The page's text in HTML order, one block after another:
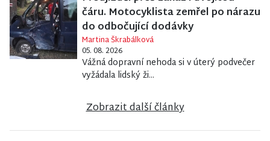
čáru. Motocyklista zemřel po nárazu
do odbočující dodávky
Martina Škrabálková
05. 08. 2026
Vážná dopravní nehoda si v úterý podvečer
vyžádala lidský ži...
Zobrazit další články